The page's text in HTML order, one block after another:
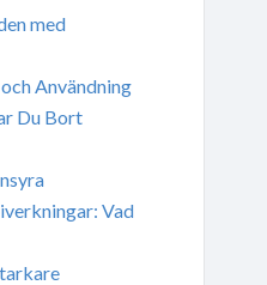
med
Användning
Du Bort
Vad